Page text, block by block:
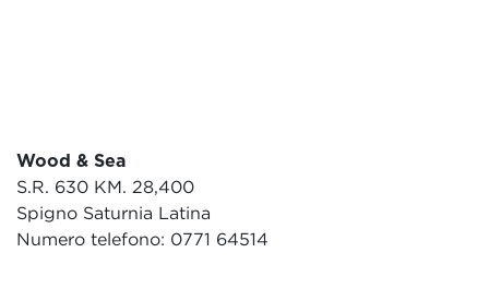
Wood & Sea
S.R. 630 KM. 28,400
Spigno Saturnia Latina
Numero telefono: 0771 64514